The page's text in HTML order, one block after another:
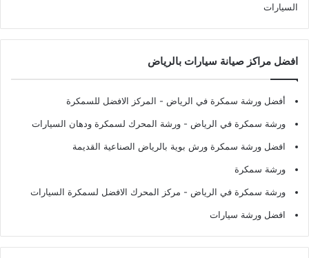
السيارات
افضل مراكز صيانة سيارات بالرياض
أفضل ورشة سمكرة في الرياض - المركز الافضل للسمكرة
ورشة سمكرة في الرياض - ورشة المحرك لسمكرة ودهان السيارات
افضل ورشة سمكرة ورش بوية بالرياض الصناعية القديمة
ورشة سمكرة
ورشة سمكرة في الرياض - مركز المحرك الافضل لسمكرة السيارات
افضل ورشة سيارات